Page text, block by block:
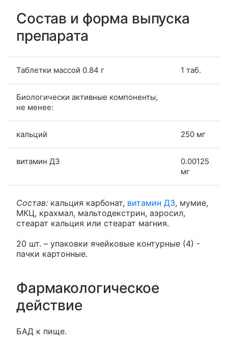
Состав и форма выпуска
препарата
Таблетки массой 0.84 г 1 таб.
Биологически активные компоненты,
не менее:
кальций 250 мг
витамин Д3
0.00125
мг
Состав: кальция карбонат, витамин Д3, мумие,
МКЦ, крахмал, мальтодекстрин, аэросил,
стеарат кальция или стеарат магния.
20 шт. – упаковки ячейковые контурные (4) -
пачки картонные.
Фармакологическое
действие
БАД к пище.